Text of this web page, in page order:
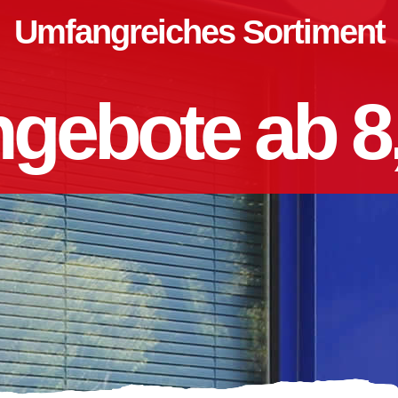
Umfangreiches Sortiment
ab